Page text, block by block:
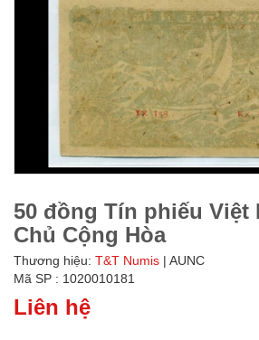
50 đồng Tín phiếu Việt
Chủ Cộng Hòa
Thương hiệu: T&T Numis | AUNC
Mã SP : 1020010181
Liên hệ